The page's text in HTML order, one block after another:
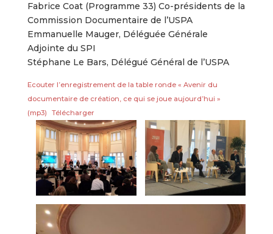
Fabrice Coat (Programme 33) Co-présidents de la
Commission Documentaire de l’USPA
Emmanuelle Mauger, Déléguée Générale
Adjointe du SPI
Stéphane Le Bars, Délégué Général de l’USPA
Ecouter l’enregistrement de la table ronde « Avenir du
documentaire de création, ce qui se joue aujourd’hui »
(mp3)
Télécharger